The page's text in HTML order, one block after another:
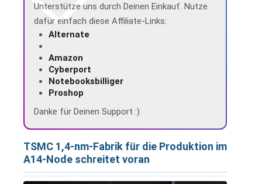
Unterstütze uns durch Deinen Einkauf. Nutze
dafür einfach diese Affiliate-Links:
Alternate
Amazon
Cyberport
Notebooksbilliger
Proshop
Danke für Deinen Support :)
TSMC 1,4-nm-Fabrik für die Produktion im
A14-Node schreitet voran